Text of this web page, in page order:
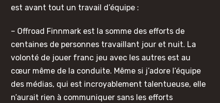
est avant tout un travail d’équipe :
– Offroad Finnmark est la somme des efforts de
centaines de personnes travaillant jour et nuit. La
volonté de jouer franc jeu avec les autres est au
cœur même de la conduite. Même si j’adore l’équipe
des médias, qui est incroyablement talentueuse, elle
n’aurait rien à communiquer sans les efforts